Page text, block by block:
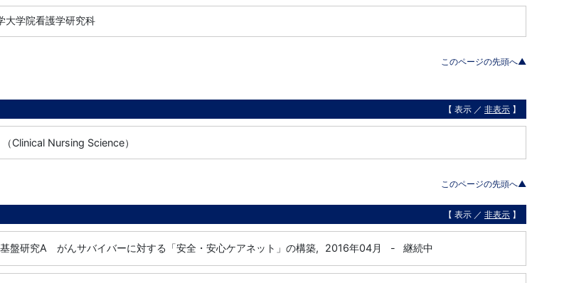
大学院看護学研究科
このページの先頭へ▲
【 表示 ／ 非表示 】
Clinical Nursing Science）
このページの先頭へ▲
【 表示 ／ 非表示 】
盤研究A がんサバイバーに対する「安全・安心ケアネット」の構築, 2016年04月 - 継続中